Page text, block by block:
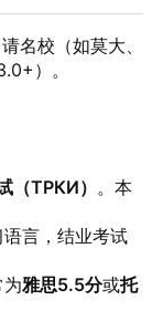
请名校（如莫大、
）
。
（ТРКИ） 。本
语言 ，结业考试
雅思5.5分或托